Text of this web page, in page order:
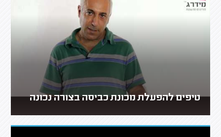
טיפים להפעלת מכונת כביסה בצורה נכונה